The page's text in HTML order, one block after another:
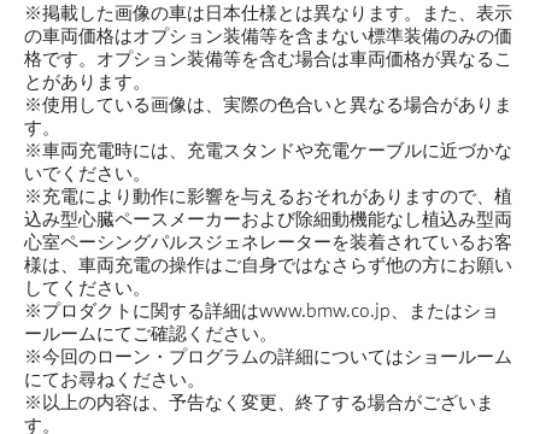
※掲載した画像の車は日本仕様とは異なります。また、表示
の車両価格はオプション装備等を含まない標準装備のみの価
格です。オプション装備等を含む場合は車両価格が異なるこ
とがあります。
※使用している画像は、実際の色合いと異なる場合がありま
す。
※車両充電時には、充電スタンドや充電ケーブルに近づかな
いでください。
※充電により動作に影響を与えるおそれがありますので、植
込み型心臓ペースメーカーおよび除細動機能なし植込み型両
心室ペーシングパルスジェネレーターを装着されているお客
様は、車両充電の操作はご自身ではなさらず他の方にお願い
してください。
※プロダクトに関する詳細はwww.bmw.co.jp、またはショ
ールームにてご確認ください。
※今回のローン・プログラムの詳細についてはショールーム
にてお尋ねください。
※以上の内容は、予告なく変更、終了する場合がございま
す。